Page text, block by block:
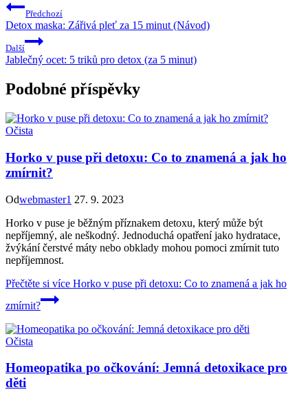
Předchozí
Detox maska: Zářivá pleť za 15 minut (Návod)
Další
Jablečný ocet: 5 triků pro detox (za 5 minut)
Podobné příspěvky
Očista
Horko v puse při detoxu: Co to znamená a jak ho
zmírnit?
Odwebmaster1 27. 9. 2023
Horko v puse je běžným příznakem detoxu, který může být
nepříjemný, ale neškodný. Jednoduchá opatření jako hydratace,
žvýkání čerstvé máty nebo obklady mohou pomoci zmírnit tuto
nepříjemnost.
Přečtěte si více Horko v puse při detoxu: Co to znamená a jak ho
zmírnit?
Očista
Homeopatika po očkování: Jemná detoxikace pro
děti